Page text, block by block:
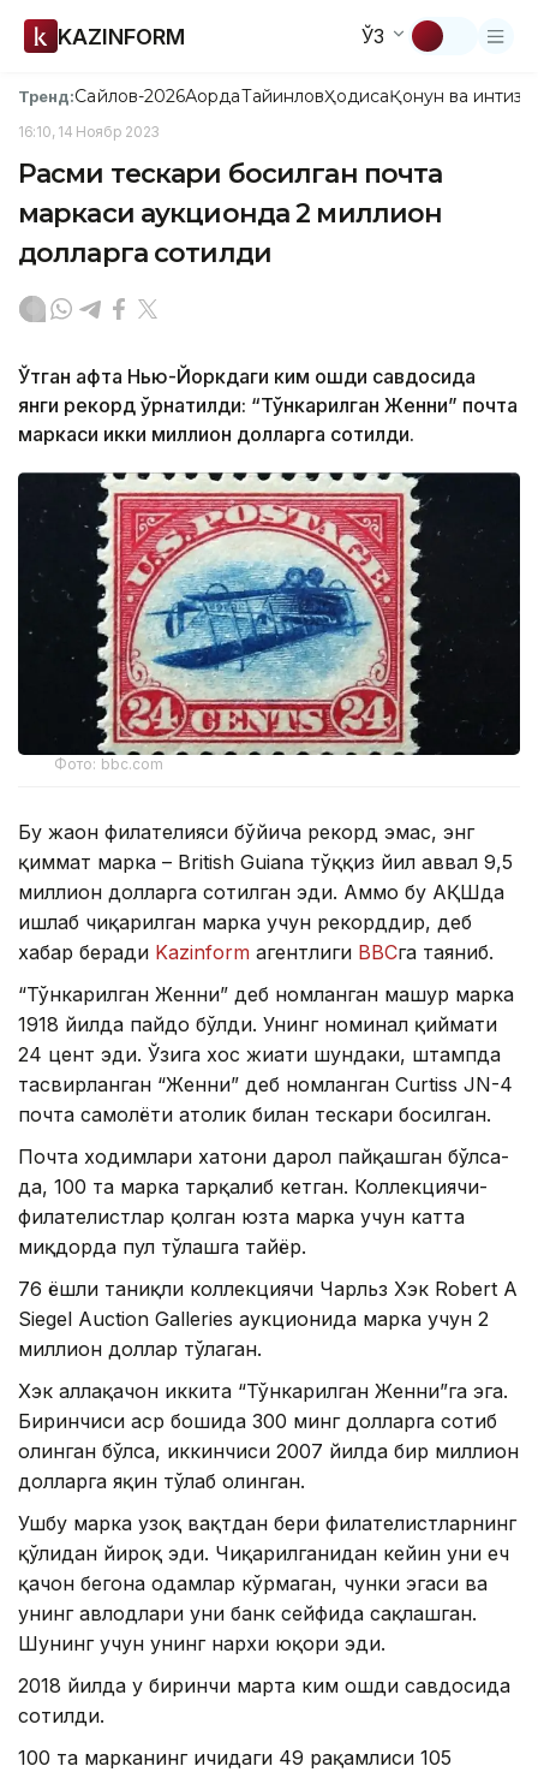
KAZINFORM ЎЗ
Тренд:Сайлов-2026АқордаТайинловҲодисаҚонун ва
16:10, 14 Ноябр 2023
Расми тескари босилган почта
маркаси аукционда 2 миллион
долларга сотилди
Ўтган ҳафта Нью-Йоркдаги ким ошди савдосида
янги рекорд ўрнатилди: “Тўнкарилган Женни” почта
маркаси икки миллион долларга сотилди.
Фото: bbc.com
Бу жаҳон филателияси бўйича рекорд эмас, энг
қиммат марка – British Guiana тўққиз йил аввал 9,5
миллион долларга сотилган эди. Аммо бу АҚШда
ишлаб чиқарилган марка учун рекорддир, деб
хабар беради Kazinform агентлиги ВВСга таяниб.
“Тўнкарилган Женни” деб номланган машҳур марка
1918 йилда пайдо бўлди. Унинг номинал қиймати
24 цент эди. Ўзига хос жиҳати шундаки, штампда
тасвирланган “Женни” деб номланган Curtiss JN-4
почта самолёти ҳатолик билан тескари босилган.
Почта ходимлари хатони дарҳол пайқашган бўлса-
да, 100 та марка тарқалиб кетган. Коллекциячи-
филателистлар қолган юзта марка учун катта
миқдорда пул тўлашга тайёр.
76 ёшли таниқли коллекциячи Чарльз Хэк Robert A
Siegel Auction Galleries аукционида марка учун 2
миллион доллар тўлаган.
Хэк аллақачон иккита “Тўнкарилган Женни”га эга.
Биринчиси аср бошида 300 минг долларга сотиб
олинган бўлса, иккинчиси 2007 йилда бир миллион
долларга яқин тўлаб олинган.
Ушбу марка узоқ вақтдан бери филателистларнинг
қўлидан йироқ эди. Чиқарилганидан кейин уни ҳеч
қачон бегона одамлар кўрмаган, чунки эгаси ва
унинг авлодлари уни банк сейфида сақлашган.
Шунинг учун унинг нархи юқори эди.
2018 йилда у биринчи марта ким ошди савдосида
сотилди.
100 та марканинг ичидаги 49 рақамлиси 105